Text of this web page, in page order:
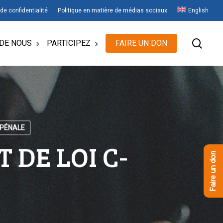
confidentialité Politique en matière de médias sociaux English
NOUS PARTICIPEZ FAIRE UN DON
DE LOI C- Faire un don